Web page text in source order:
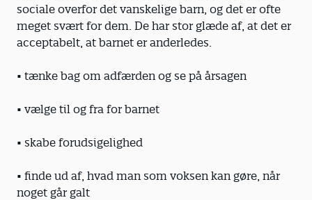
sociale overfor det vanskelige barn, og det er ofte
meget svært for dem. De har stor glæde af, at det er
acceptabelt, at barnet er anderledes.
• tænke bag om adfærden og se på årsagen
• vælge til og fra for barnet
• skabe forudsigelighed
• finde ud af, hvad man som voksen kan gøre, når
noget går galt